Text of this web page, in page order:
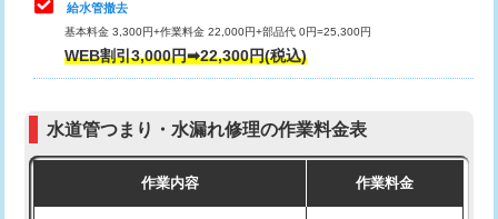
マス交換（深さ50㎝以上）
コンクリート斫り（厚さ10㎝まで）
モルタル補修（厚さ10㎝超え） 38,500円
その他部品の脱着
交換・取付（タンク）
式）)
式・ワンホール）)
給水管撤去
基本料金 3,300円+作業料金 22,000円+部品代 0円=25,300円
WEB割引3,000円➡22,300円(税込)
水道管つまり・水漏れ修理の作業料金表
作業内容 作業料金